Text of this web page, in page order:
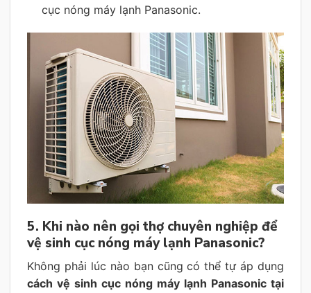
cục nóng máy lạnh Panasonic.
5. Khi nào nên gọi thợ chuyên nghiệp để
vệ sinh cục nóng máy lạnh Panasonic?
Không phải lúc nào bạn cũng có thể tự áp dụng
cách vệ sinh cục nóng máy lạnh Panasonic tại